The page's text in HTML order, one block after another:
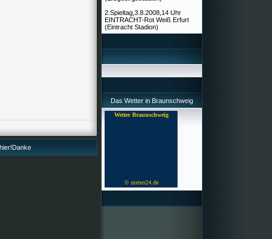
2.Spieltag,3.8.2008,14 Uhr
EINTRACHT-Rot Weiß Erfurt
(Eintracht Stadion)
Das Wetter in Braunschweig
Wetter Braunschweig
© meteo24.de